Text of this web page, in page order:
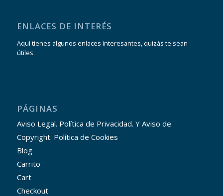
ENLACES DE INTERÉS
Aquí tienes algunos enlaces interesantes, quizás te sean
útiles.
PÁGINAS
Aviso Legal. Política de Privacidad. Y Aviso de
Copyright. Política de Cookies
Blog
Carrito
Cart
Checkout